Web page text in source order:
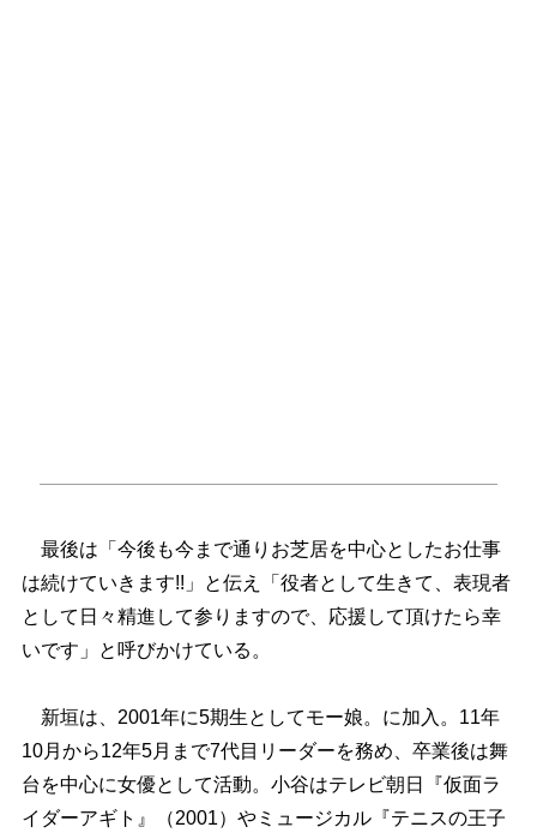
最後は「今後も今まで通りお芝居を中心としたお仕事
は続けていきます!!」と伝え「役者として生きて、表現者
として日々精進して参りますので、応援して頂けたら幸
いです」と呼びかけている。
新垣は、2001年に5期生としてモー娘。に加入。11年
10月から12年5月まで7代目リーダーを務め、卒業後は舞
台を中心に女優として活動。小谷はテレビ朝日『仮面ラ
イダーアギト』（2001）やミュージカル『テニスの王子